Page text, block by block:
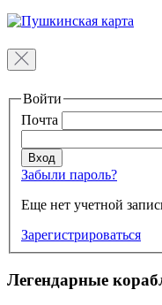
Войти
Почта
Забыли пароль?
Еще нет учетной
Зарегистрироваться
Легендарные